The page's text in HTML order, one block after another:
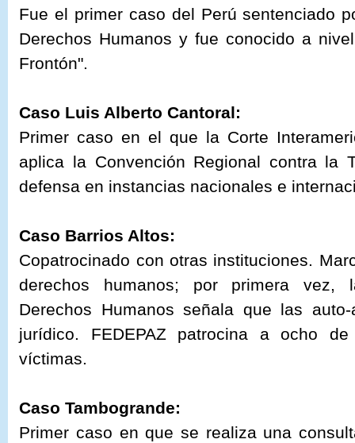
Fue el primer caso del Perú sentenciado
Derechos Humanos y fue conocido a
Frontón".
Caso Luis Alberto Cantoral:
Primer caso en el que la Corte
aplica la Convención Regional contra la
defensa en instancias nacionales e
Caso Barrios Altos:
Copatrocinado con otras instituciones.
derechos humanos; por primera vez,
Derechos Humanos señala que las
jurídico. FEDEPAZ patrocina a ocho
víctimas.
Caso Tambogrande:
Primer caso en que se realiza una